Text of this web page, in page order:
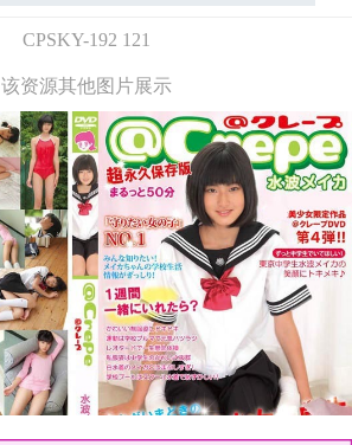
CPSKY-192 121
该资源其他图片展示